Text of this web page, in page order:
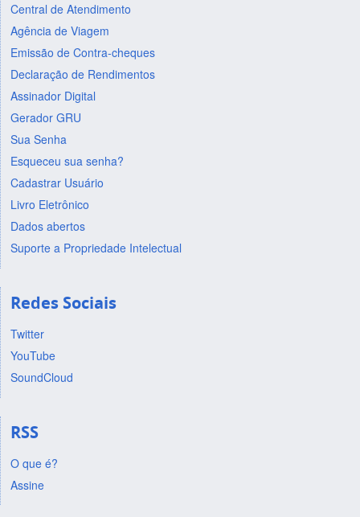
Central de Atendimento
Agência de Viagem
Emissão de Contra-cheques
Declaração de Rendimentos
Assinador Digital
Gerador GRU
Sua Senha
Esqueceu sua senha?
Cadastrar Usuário
Livro Eletrônico
Dados abertos
Suporte a Propriedade Intelectual
Redes Sociais
Twitter
YouTube
SoundCloud
RSS
O que é?
Assine